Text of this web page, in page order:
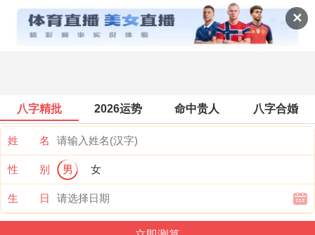
✕
天气旅游
八字精批 2026运势 命中贵人 八字合婚
姓 名
性 别 男 女
生 日